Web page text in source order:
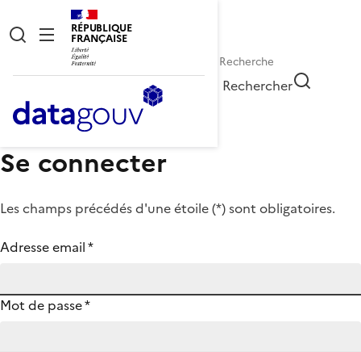
RÉPUBLIQUE
FRANÇAISE
Rechercher
Se connecter
Les champs précédés d'une étoile (*) sont obligatoires.
Adresse email*
Mot de passe*